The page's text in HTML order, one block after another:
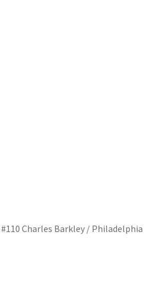
Charles Barkley / Philadelphia